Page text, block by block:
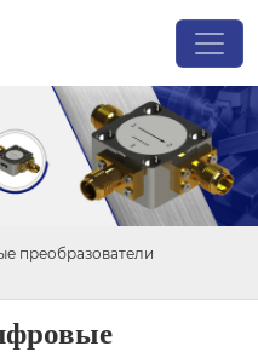
преобразователи